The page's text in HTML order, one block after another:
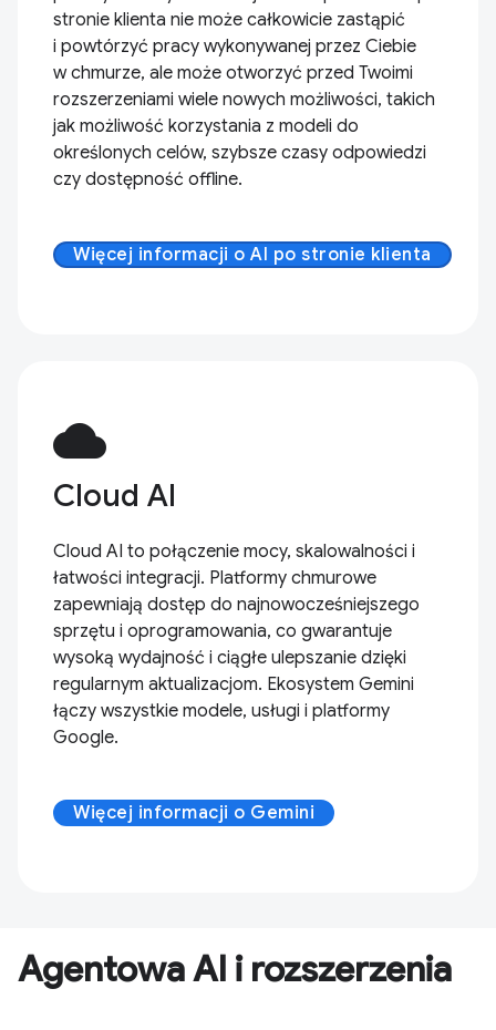
stronie klienta nie może całkowicie zastąpić
i powtórzyć pracy wykonywanej przez Ciebie
w chmurze, ale może otworzyć przed Twoimi
rozszerzeniami wiele nowych możliwości, takich
jak możliwość korzystania z modeli do
określonych celów, szybsze czasy odpowiedzi
czy dostępność offline.
Więcej informacji o AI po stronie klienta
cloud
Cloud AI
Cloud AI to połączenie mocy, skalowalności i
łatwości integracji. Platformy chmurowe
zapewniają dostęp do najnowocześniejszego
sprzętu i oprogramowania, co gwarantuje
wysoką wydajność i ciągłe ulepszanie dzięki
regularnym aktualizacjom. Ekosystem Gemini
łączy wszystkie modele, usługi i platformy
Google.
Więcej informacji o Gemini
Agentowa AI i rozszerzenia